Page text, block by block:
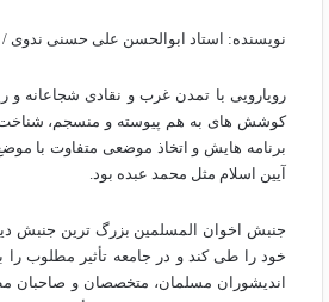
نويسنده: استاد ابوالحسن علی حسنی ندوی /
رویارویی با تمدن غرب و نقادی شجاعانه
کوشش های به هم پیوسته و منسجم، شناخت
برنامه هایش و اتخاذ موضعی متفاوت با
آیین اسلام مثل محمد عبده بود.
جنبش اخوان المسلمین بزرگ ترین جنبش
خود را طی کند و در جامعه تأثیر مطلوب را
اندیشوران مسلمان، متخصصان و صاحبان